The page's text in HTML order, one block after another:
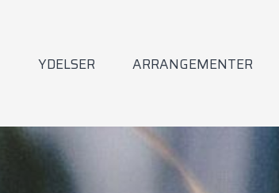
YDELSER ARRANGEMENTER